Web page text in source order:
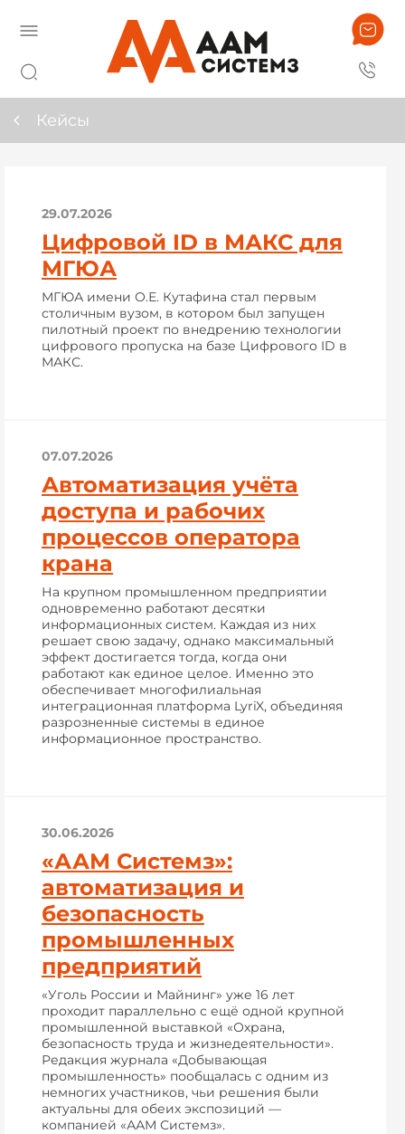
Кейсы
29.07.2026
Цифровой ID в МАКС для
МГЮА
МГЮА имени О.Е. Кутафина стал первым
столичным вузом, в котором был запущен
пилотный проект по внедрению технологии
цифрового пропуска на базе Цифрового ID в
МАКС.
07.07.2026
Автоматизация учёта
доступа и рабочих
процессов оператора
крана
На крупном промышленном предприятии
одновременно работают десятки
информационных систем. Каждая из них
решает свою задачу, однако максимальный
эффект достигается тогда, когда они
работают как единое целое. Именно это
обеспечивает многофилиальная
интеграционная платформа LyriX, объединяя
разрозненные системы в единое
информационное пространство.
30.06.2026
«ААМ Системз»:
автоматизация и
безопасность
промышленных
предприятий
«Уголь России и Майнинг» уже 16 лет
проходит параллельно с ещё одной крупной
промышленной выставкой «Охрана,
безопасность труда и жизнедеятельности».
Редакция журнала «Добывающая
промышленность» пообщалась с одним из
немногих участников, чьи решения были
актуальны для обеих экспозиций —
компанией «ААМ Системз».